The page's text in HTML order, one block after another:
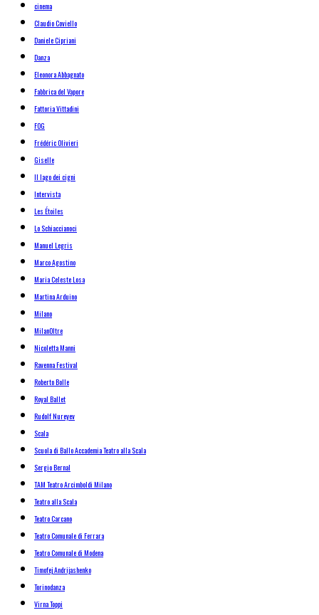
cinema
Claudio Coviello
Daniele Cipriani
Danza
Eleonora Abbagnato
Fabbrica del Vapore
Fattoria Vittadini
FOG
Frédéric Olivieri
Giselle
Il lago dei cigni
Intervista
Les Étoiles
Lo Schiaccianoci
Manuel Legris
Marco Agostino
Maria Celeste Losa
Martina Arduino
Milano
MilanOltre
Nicoletta Manni
Ravenna Festival
Roberto Bolle
Royal Ballet
Rudolf Nureyev
Scala
Scuola di Ballo Accademia Teatro alla Scala
Sergio Bernal
TAM Teatro Arcimboldi Milano
Teatro alla Scala
Teatro Carcano
Teatro Comunale di Ferrara
Teatro Comunale di Modena
Timofej Andrijashenko
Torinodanza
Virna Toppi